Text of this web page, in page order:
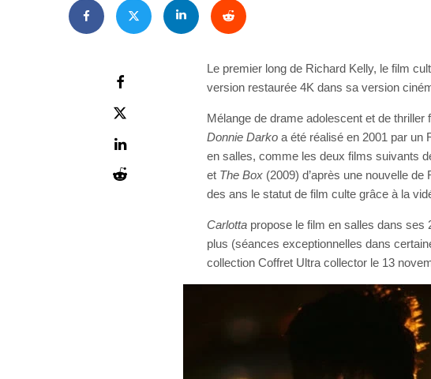
Le premier long de Richard Kelly, le film
version restaurée 4K dans sa version
Mélange de drame adolescent et de
Donnie Darko a été réalisé en 2001 par un
en salles, comme les deux films suivants
et The Box (2009) d’après une nouvelle de
des ans le statut de film culte grâce à la
Carlotta propose le film en salles dans ses
plus (séances exceptionnelles dans
collection Coffret Ultra collector le 13